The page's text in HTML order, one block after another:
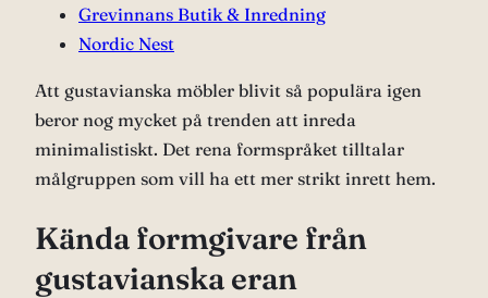
Grevinnans Butik & Inredning
Nordic Nest
Att gustavianska möbler blivit så populära igen
beror nog mycket på trenden att inreda
minimalistiskt. Det rena formspråket tilltalar
målgruppen som vill ha ett mer strikt inrett hem.
Kända formgivare från
gustavianska eran